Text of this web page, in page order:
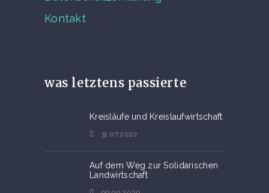
Kontakt
was letztens passierte
Kreisläufe und Kreislaufwirtschaft
31.07.2022
Auf dem Weg zur Solidarischen
Landwirtschaft